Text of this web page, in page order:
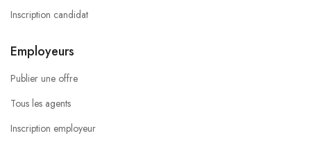
Inscription candidat
Employeurs
Publier une offre
Tous les agents
Inscription employeur